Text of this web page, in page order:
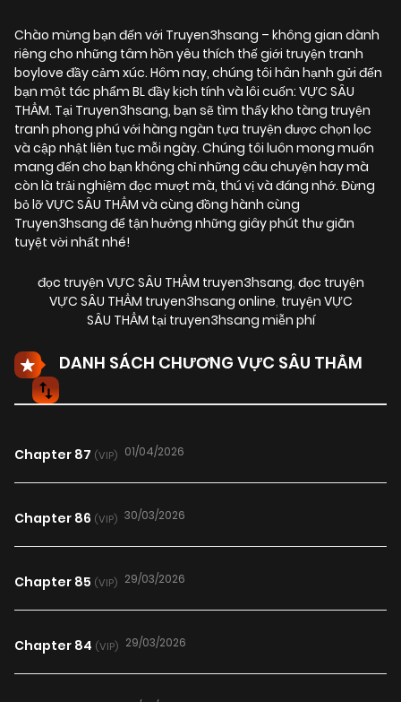
Chào mừng bạn đến với Truyen3hsang – không gian dành
riêng cho những tâm hồn yêu thích thế giới truyện tranh
boylove đầy cảm xúc. Hôm nay, chúng tôi hân hạnh gửi đến
bạn một tác phẩm BL đầy kịch tính và lôi cuốn: VỰC SÂU
THẲM. Tại Truyen3hsang, bạn sẽ tìm thấy kho tàng truyện
tranh phong phú với hàng ngàn tựa truyện được chọn lọc
và cập nhật liên tục mỗi ngày. Chúng tôi luôn mong muốn
mang đến cho bạn không chỉ những câu chuyện hay mà
còn là trải nghiệm đọc mượt mà, thú vị và đáng nhớ. Đừng
bỏ lỡ VỰC SÂU THẲM và cùng đồng hành cùng
Truyen3hsang để tận hưởng những giây phút thư giãn
tuyệt vời nhất nhé!
đọc truyện VỰC SÂU THẲM truyen3hsang, đọc truyện
VỰC SÂU THẲM truyen3hsang online, truyện VỰC
SÂU THẲM tại truyen3hsang miễn phí
DANH SÁCH CHƯƠNG VỰC SÂU THẲM
Chapter 87 (VIP) 01/04/2026
Chapter 86 (VIP) 30/03/2026
Chapter 85 (VIP) 29/03/2026
Chapter 84 (VIP) 29/03/2026